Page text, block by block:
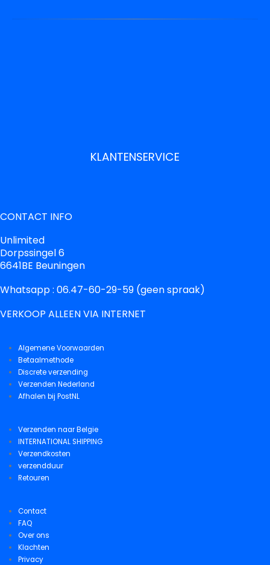
KLANTENSERVICE
CONTACT INFO
Unlimited
Dorpssingel 6
6641BE Beuningen
Whatsapp : 06.47-60-29-59 (geen spraak)
VERKOOP ALLEEN VIA INTERNET
Algemene Voorwaarden
Betaalmethode
Discrete verzending
Verzenden Nederland
Afhalen bij PostNL
Verzenden naar Belgie
INTERNATIONAL SHIPPING
Verzendkosten
verzendduur
Retouren
Contact
FAQ
Over ons
Klachten
Privacy